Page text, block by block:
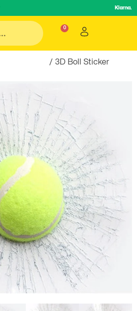
Klarna.
/ 3D Boll Sticker